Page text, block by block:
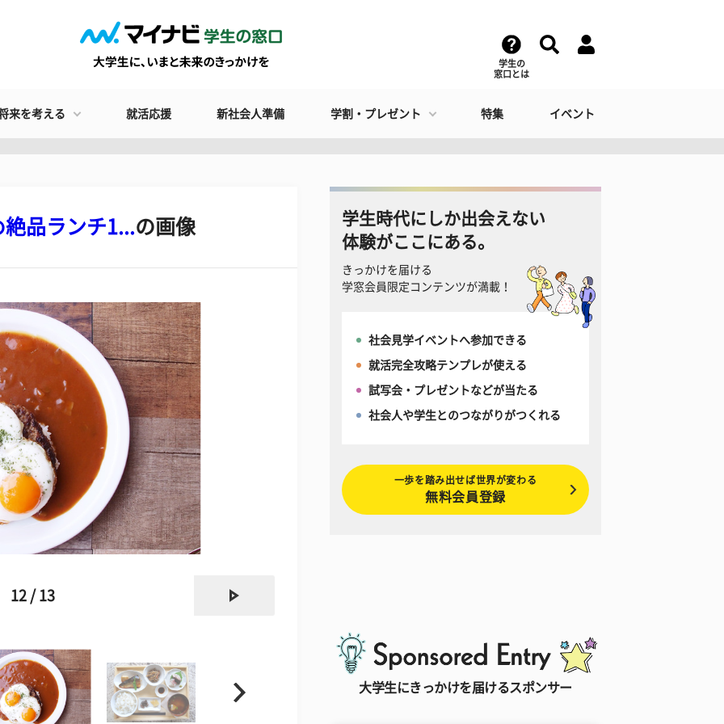
学生の
窓口とは
来を考える 就活応援 新社会人準備 学割・プレゼント 特集 イベント
品ランチ1...の画像
12 / 13
学生時代にしか出会えない
体験がここにある。
きっかけを届ける
学窓会員限定コンテンツが満載！
社会見学イベントへ参加できる
就活完全攻略テンプレが使える
試写会・プレゼントなどが当たる
社会人や学生とのつながりがつくれる
一歩を踏み出せば世界が変わる
無料会員登録
大学生にきっかけを届けるスポンサー